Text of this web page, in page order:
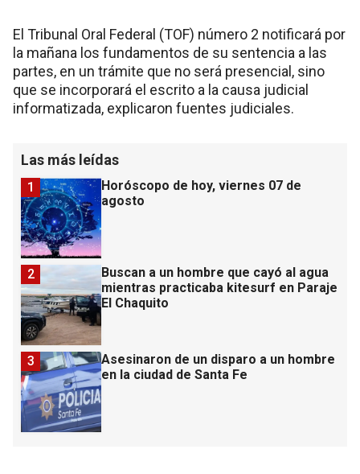
El Tribunal Oral Federal (TOF) número 2 notificará por
la mañana los fundamentos de su sentencia a las
partes, en un trámite que no será presencial, sino
que se incorporará el escrito a la causa judicial
informatizada, explicaron fuentes judiciales.
Las más leídas
Horóscopo de hoy, viernes 07 de
agosto
1
Buscan a un hombre que cayó al agua
mientras practicaba kitesurf en Paraje
El Chaquito
2
Asesinaron de un disparo a un hombre
en la ciudad de Santa Fe
3